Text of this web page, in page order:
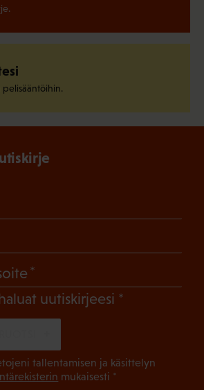
pelisääntöihin.
uutiskirjeesi (Pakollinen)
tallentamisen ja käsittelyn
mukaisesti *